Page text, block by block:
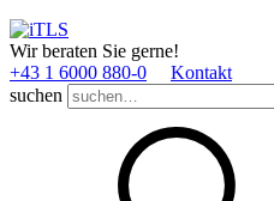
Wir beraten Sie gerne!
+43 1 6000 880­-0
Kontakt
suchen